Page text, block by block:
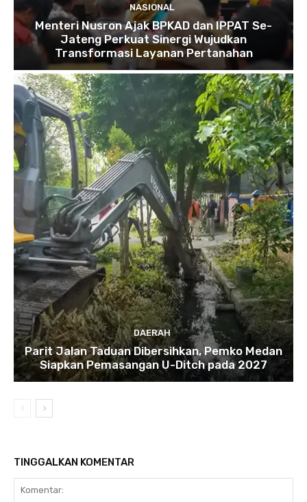
NASIONAL
Menteri Nusron Ajak BPKAD dan IPPAT Se-
Jateng Perkuat Sinergi Wujudkan
Transformasi Layanan Pertanahan
DAERAH
Parit Jalan Taduan Dibersihkan, Pemko Medan
Siapkan Pemasangan U-Ditch pada 2027
TINGGALKAN KOMENTAR